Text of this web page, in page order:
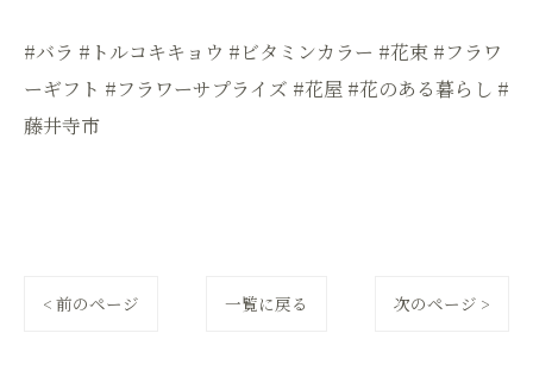
#バラ #トルコキキョウ #ビタミンカラー #花束 #フラワ
ーギフト #フラワーサプライズ #花屋 #花のある暮らし #
藤井寺市
< 前のページ 一覧に戻る 次のページ >